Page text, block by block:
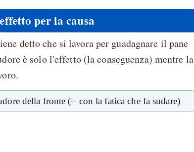
per la causa
detto che si lavora per guadagnare il pane
è solo l'effetto (la conseguenza) mentre la
della fronte (= con la fatica che fa sudare)